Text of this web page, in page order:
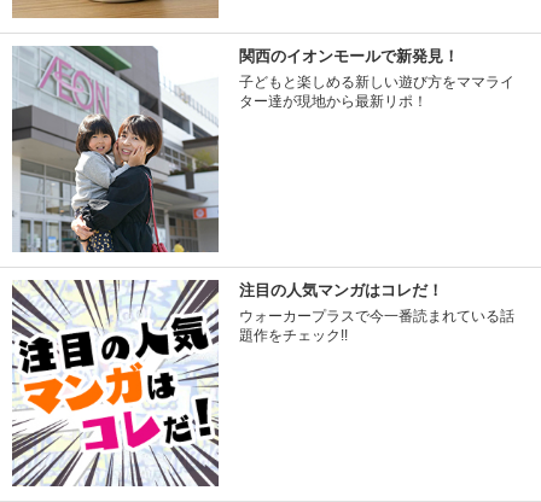
関西のイオンモールで新発見！
子どもと楽しめる新しい遊び方をママライ
ター達が現地から最新リポ！
注目の人気マンガはコレだ！
ウォーカープラスで今一番読まれている話
題作をチェック!!